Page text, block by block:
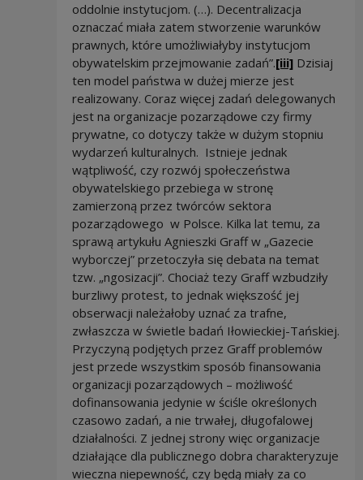
oddolnie instytucjom. (…). Decentralizacja
oznaczać miała zatem stworzenie warunków
prawnych, które umożliwiałyby instytucjom
obywatelskim przejmowanie zadań”.[iii]Dzisiaj
ten model państwa w dużej mierze jest
realizowany. Coraz więcej zadań delegowanych
jest na organizacje pozarządowe czy firmy
prywatne, co dotyczy także w dużym stopniu
wydarzeń kulturalnych. Istnieje jednak
wątpliwość, czy rozwój społeczeństwa
obywatelskiego przebiega w stronę
zamierzoną przez twórców sektora
pozarządowego w Polsce. Kilka lat temu, za
sprawą artykułu Agnieszki Graff w „Gazecie
wyborczej” przetoczyła się debata na temat
tzw. „ngosizacji”. Chociaż tezy Graff wzbudziły
burzliwy protest, to jednak większość jej
obserwacji należałoby uznać za trafne,
zwłaszcza w świetle badań Iłowieckiej-Tańskiej.
Przyczyną podjętych przez Graff problemów
jest przede wszystkim sposób finansowania
organizacji pozarządowych – możliwość
dofinansowania jedynie w ściśle określonych
czasowo zadań, a nie trwałej, długofalowej
działalności. Z jednej strony więc organizacje
działające dla publicznego dobra charakteryzuje
wieczna niepewność, czy będą miały za co